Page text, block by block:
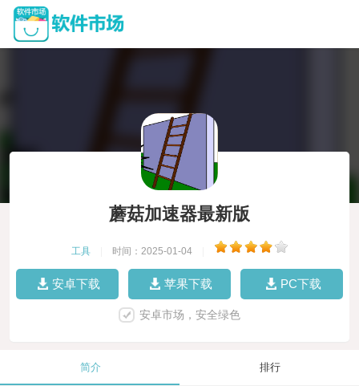
蘑菇加速器最新版
工具 时间：2025-01-04
安卓下载 苹果下载 PC下载
安卓市场，安全绿色
简介 排行